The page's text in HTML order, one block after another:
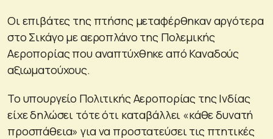
Οι επιβάτες της πτήσης μεταφέρθηκαν αργότερα
στο Σικάγο με αεροπλάνο της Πολεμικής
Αεροπορίας που αναπτύχθηκε από Καναδούς
αξιωματούχους.
Το υπουργείο Πολιτικής Αεροπορίας της Ινδίας
είχε δηλώσει τότε ότι καταβάλλει «κάθε δυνατή
προσπάθεια» για να προστατεύσει τις πτητικές